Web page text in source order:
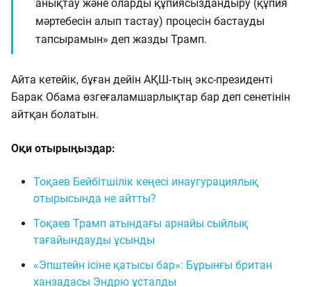
анықтау және оларды құпиясыздандыру (құпия
мәртебесін алып тастау) процесін бастауды
тапсырамын» деп жазды Трамп.
Айта кетейік, бұған дейін АҚШ-тың экс-президенті
Барак Обама өзгеғаламшарлықтар бар деп сенетінін
айтқан болатын.
Оқи отырыңыздар:
Тоқаев Бейбітшілік кеңесі инаугурациялық
отырысында не айтты?
Тоқаев Трамп атындағы арнайы сыйлық
тағайындауды ұсынды
«Эпштейн ісіне қатысы бар»: Бұрынғы британ
ханзадасы Эндрю ұсталды